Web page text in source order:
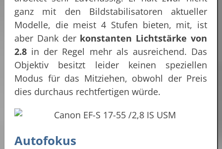
ganz mit den Bildstabilisatoren aktueller
Modelle, die meist 4 Stufen bieten, mit, ist
aber Dank der konstanten Lichtstärke von
2.8 in der Regel mehr als ausreichend. Das
Objektiv besitzt leider keinen speziellen
Modus für das Mitziehen, obwohl der Preis
dies durchaus rechtfertigen würde.
Autofokus